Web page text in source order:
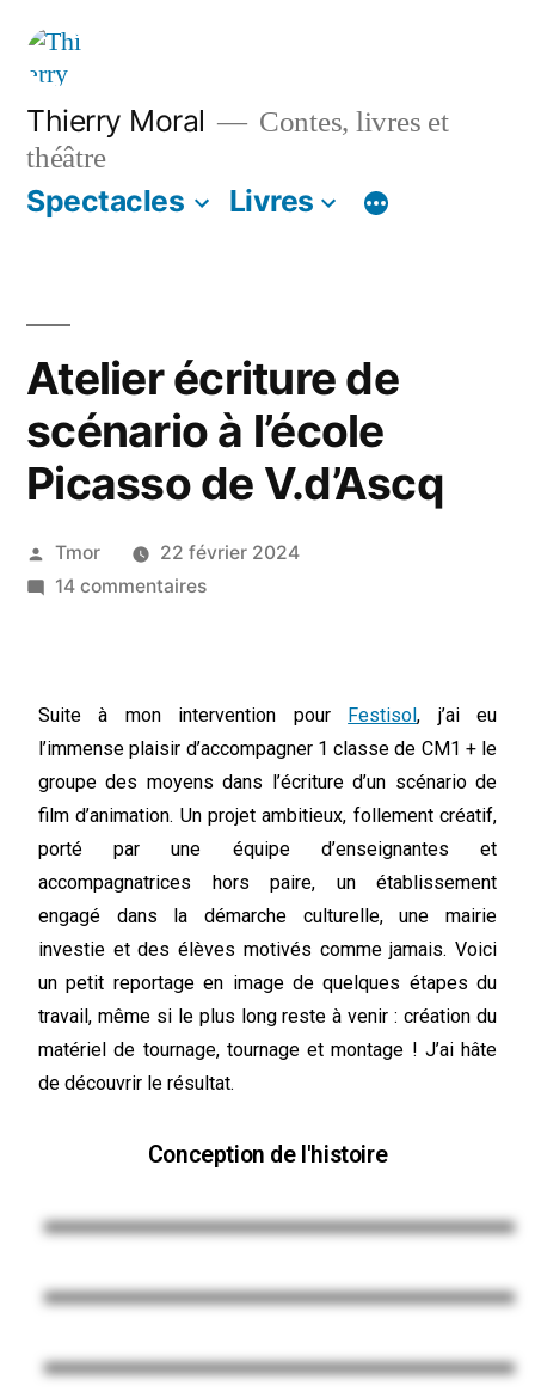
Thierry Moral
Contes, livres et
théâtre
Spectacles Livres
Atelier écriture de
scénario à l’école
Picasso de V.d’Ascq
Tmor
22 février 2024
14 commentaires
Suite à mon intervention pour Festisol, j’ai eu
l’immense plaisir d’accompagner 1 classe de CM1 + le
groupe des moyens dans l’écriture d’un scénario de
film d’animation. Un projet ambitieux, follement créatif,
porté par une équipe d’enseignantes et
accompagnatrices hors paire, un établissement
engagé dans la démarche culturelle, une mairie
investie et des élèves motivés comme jamais. Voici
un petit reportage en image de quelques étapes du
travail, même si le plus long reste à venir : création du
matériel de tournage, tournage et montage ! J’ai hâte
de découvrir le résultat.
Conception de l'histoire